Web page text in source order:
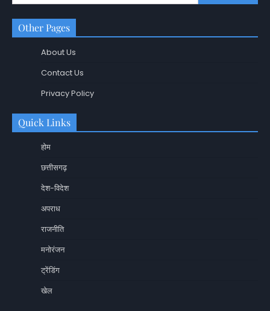
Other Pages
About Us
Contact Us
Privacy Policy
Quick Links
होम
छत्तीसगढ़
देश-विदेश
अपराध
राजनीति
मनोरंजन
ट्रेंडिंग
खेल